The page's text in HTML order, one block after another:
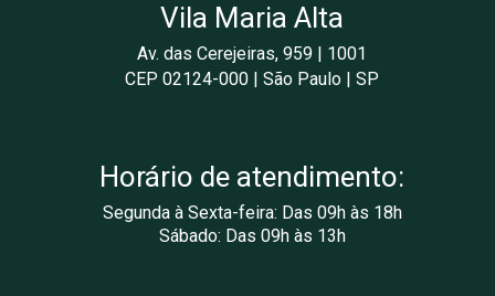
Vila Maria Alta
Av. das Cerejeiras, 959 | 1001
CEP 02124-000 | São Paulo | SP
Horário de atendimento:
Segunda à Sexta-feira: Das 09h às 18h
Sábado: Das 09h às 13h